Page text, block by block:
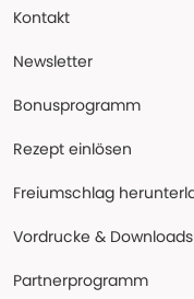
Kontakt
Newsletter
Bonusprogramm
Rezept einlösen
Freiumschlag
Vordrucke & Downloads
Partnerprogramm